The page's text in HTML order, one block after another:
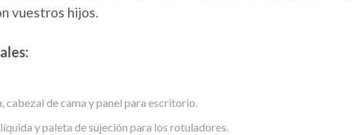
vuestros hijos.
cabezal de cama y panel para escritorio.
y paleta de sujeción para los rotuladores.